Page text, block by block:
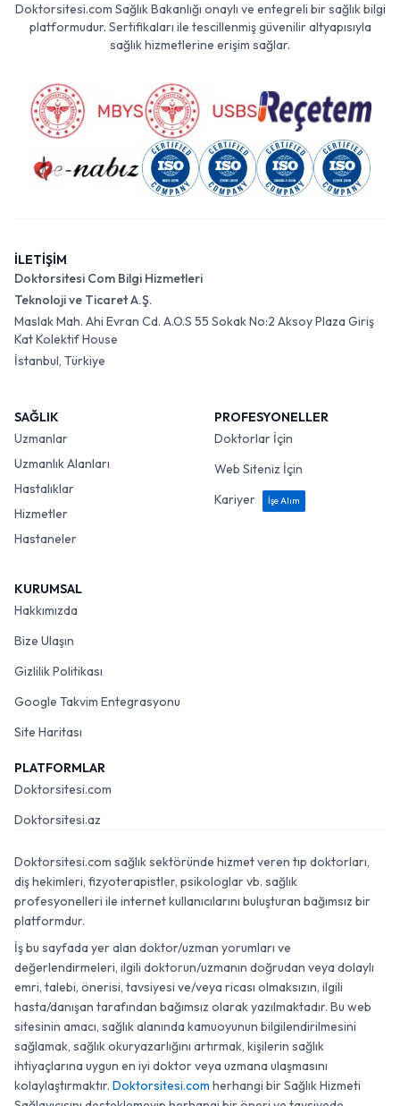
Doktorsitesi.com Sağlık Bakanlığı onaylı ve entegreli bir sağlık bilgi
platformudur. Sertifikaları ile tescillenmiş güvenilir altyapısıyla
sağlık hizmetlerine erişim sağlar.
İLETİŞİM
Doktorsitesi Com Bilgi Hizmetleri
Teknoloji ve Ticaret A.Ş.
Maslak Mah. Ahi Evran Cd. A.O.S 55 Sokak No:2 Aksoy Plaza Giriş
Kat Kolektif House
İstanbul, Türkiye
SAĞLIK
Uzmanlar
Uzmanlık Alanları
Hastalıklar
Hizmetler
Hastaneler
PROFESYONELLER
Doktorlar İçin
Web Siteniz İçin
Kariyer
İşe Alım
KURUMSAL
Hakkımızda
Bize Ulaşın
Gizlilik Politikası
Google Takvim Entegrasyonu
Site Haritası
PLATFORMLAR
Doktorsitesi.com
Doktorsitesi.az
Doktorsitesi.com sağlık sektöründe hizmet veren tıp doktorları,
diş hekimleri, fizyoterapistler, psikologlar vb. sağlık
profesyonelleri ile internet kullanıcılarını buluşturan bağımsız bir
platformdur.
İş bu sayfada yer alan doktor/uzman yorumları ve
değerlendirmeleri, ilgili doktorun/uzmanın doğrudan veya dolaylı
emri, talebi, önerisi, tavsiyesi ve/veya ricası olmaksızın, ilgili
hasta/danışan tarafından bağımsız olarak yazılmaktadır. Bu web
sitesinin amacı, sağlık alanında kamuoyunun bilgilendirilmesini
sağlamak, sağlık okuryazarlığını artırmak, kişilerin sağlık
ihtiyaçlarına uygun en iyi doktor veya uzmana ulaşmasını
kolaylaştırmaktır. Doktorsitesi.com herhangi bir Sağlık Hizmeti